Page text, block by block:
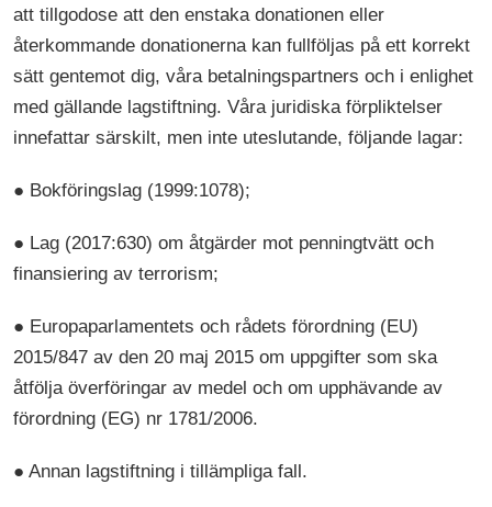
att tillgodose att den enstaka donationen eller
återkommande donationerna kan fullföljas på ett korrekt
sätt gentemot dig, våra betalningspartners och i enlighet
med gällande lagstiftning. Våra juridiska förpliktelser
innefattar särskilt, men inte uteslutande, följande lagar:
● Bokföringslag (1999:1078);
● Lag (2017:630) om åtgärder mot penningtvätt och
finansiering av terrorism;
● Europaparlamentets och rådets förordning (EU)
2015/847 av den 20 maj 2015 om uppgifter som ska
åtfölja överföringar av medel och om upphävande av
förordning (EG) nr 1781/2006.
● Annan lagstiftning i tillämpliga fall.